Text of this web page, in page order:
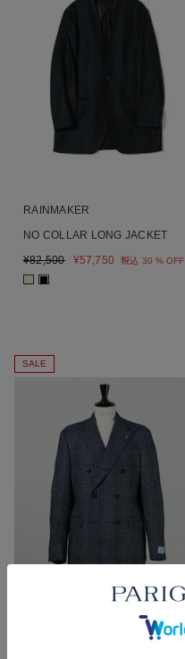
RAINMAKER
NO COLLAR LONG JACKET
¥82,500 ¥57,750 税込 30 % OFF
■
SALE